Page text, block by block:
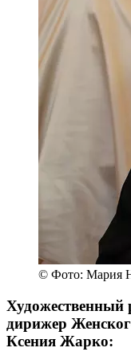
© Фото: Мария
Художественный
дирижер
Ксения Жарко: